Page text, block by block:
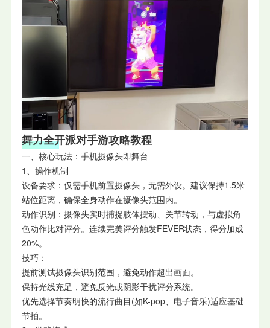
舞力全开派对手游攻略教程
一、核心玩法：手机摄像头即舞台
1、操作机制
设备要求：仅需手机前置摄像头，无需外设。建议保持1.5米
站位距离，确保全身动作在摄像头范围内。
动作识别：摄像头实时捕捉肢体摆动、关节转动，与虚拟角
色动作比对评分。连续完美评分触发FEVER状态，得分加成
20%。
技巧：
提前测试摄像头识别范围，避免动作超出画面。
保持光线充足，避免反光或阴影干扰评分系统。
优先选择节奏明快的流行曲目(如K-pop、电子音乐)适应基础
节拍。